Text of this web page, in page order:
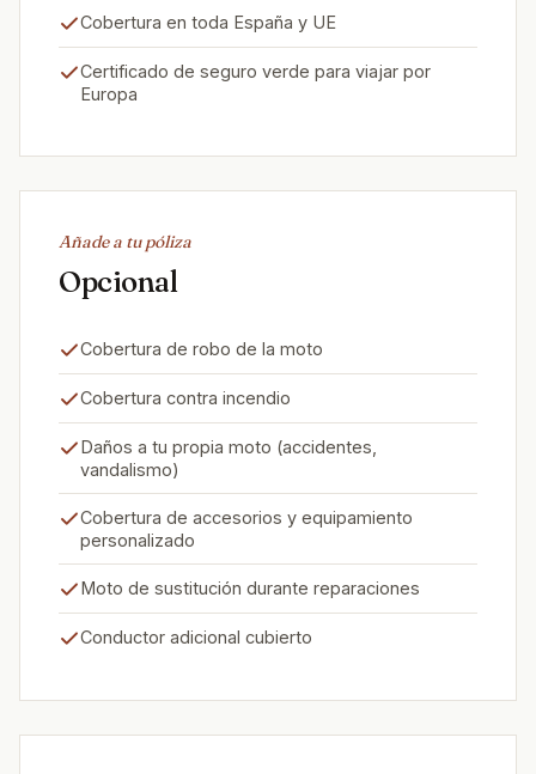
Cobertura en toda España y UE
Certificado de seguro verde para viajar por
Europa
Añade a tu póliza
Opcional
Cobertura de robo de la moto
Cobertura contra incendio
Daños a tu propia moto (accidentes,
vandalismo)
Cobertura de accesorios y equipamiento
personalizado
Moto de sustitución durante reparaciones
Conductor adicional cubierto